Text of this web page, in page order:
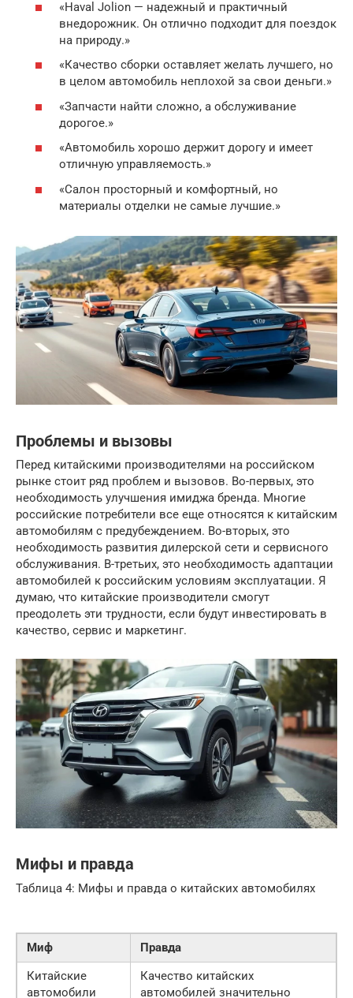
«Haval Jolion — надежный и практичный
внедорожник. Он отлично подходит для поездок
на природу.»
«Качество сборки оставляет желать лучшего, но
в целом автомобиль неплохой за свои деньги.»
«Запчасти найти сложно, а обслуживание
дорогое.»
«Автомобиль хорошо держит дорогу и имеет
отличную управляемость.»
«Салон просторный и комфортный, но
материалы отделки не самые лучшие.»
Проблемы и вызовы
Перед китайскими производителями на российском
рынке стоит ряд проблем и вызовов. Во-первых, это
необходимость улучшения имиджа бренда. Многие
российские потребители все еще относятся к китайским
автомобилям с предубеждением. Во-вторых, это
необходимость развития дилерской сети и сервисного
обслуживания. В-третьих, это необходимость адаптации
автомобилей к российским условиям эксплуатации. Я
думаю, что китайские производители смогут
преодолеть эти трудности, если будут инвестировать в
качество, сервис и маркетинг.
Мифы и правда
Таблица 4: Мифы и правда о китайских автомобилях
Миф
Правда
Китайские
автомобили
Качество китайских
автомобилей значительно